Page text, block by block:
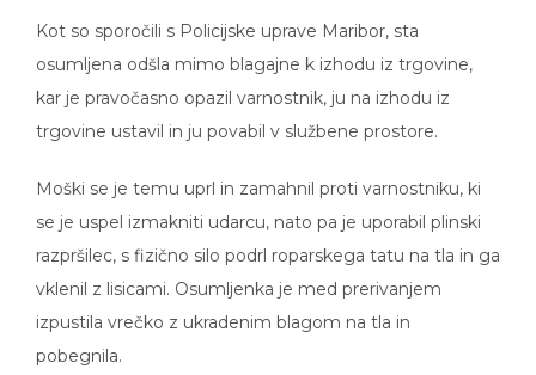
Kot so sporočili s Policijske uprave Maribor, sta
osumljena odšla mimo blagajne k izhodu iz trgovine,
kar je pravočasno opazil varnostnik, ju na izhodu iz
trgovine ustavil in ju povabil v službene prostore.
Moški se je temu uprl in zamahnil proti varnostniku, ki
se je uspel izmakniti udarcu, nato pa je uporabil plinski
razpršilec, s fizično silo podrl roparskega tatu na tla in ga
vklenil z lisicami. Osumljenka je med prerivanjem
izpustila vrečko z ukradenim blagom na tla in
pobegnila.